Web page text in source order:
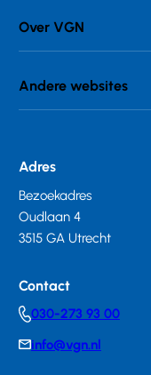
Over VGN
Andere websites
Adres
Bezoekadres
Oudlaan 4
3515 GA Utrecht
Contact
Telephonenumber
030-273 93 00
E-info@vgn.nl